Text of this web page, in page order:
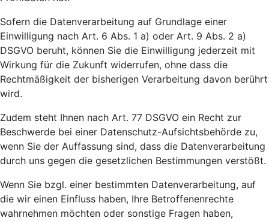
Sofern die Datenverarbeitung auf Grundlage einer
Einwilligung nach Art. 6 Abs. 1 a) oder Art. 9 Abs. 2 a)
DSGVO beruht, können Sie die Einwilligung jederzeit mit
Wirkung für die Zukunft widerrufen, ohne dass die
Rechtmäßigkeit der bisherigen Verarbeitung davon berührt
wird.
Zudem steht Ihnen nach Art. 77 DSGVO ein Recht zur
Beschwerde bei einer Datenschutz-Aufsichtsbehörde zu,
wenn Sie der Auffassung sind, dass die Datenverarbeitung
durch uns gegen die gesetzlichen Bestimmungen verstößt.
Wenn Sie bzgl. einer bestimmten Datenverarbeitung, auf
die wir einen Einfluss haben, Ihre Betroffenenrechte
wahrnehmen möchten oder sonstige Fragen haben,